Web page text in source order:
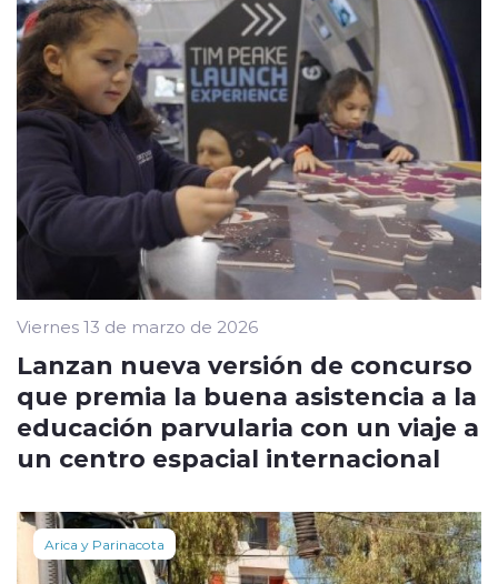
Viernes 13 de marzo de 2026
Lanzan nueva versión de concurso
que premia la buena asistencia a la
educación parvularia con un viaje a
un centro espacial internacional
Arica y Parinacota